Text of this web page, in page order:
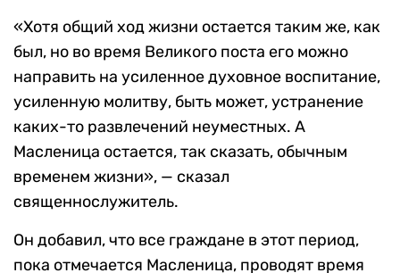
«Хотя общий ход жизни остается таким же, как
был, но во время Великого поста его можно
направить на усиленное духовное воспитание,
усиленную молитву, быть может, устранение
каких-то развлечений неуместных. А
Масленица остается, так сказать, обычным
временем жизни», — сказал
священнослужитель.
Он добавил, что все граждане в этот период,
пока отмечается Масленица, проводят время